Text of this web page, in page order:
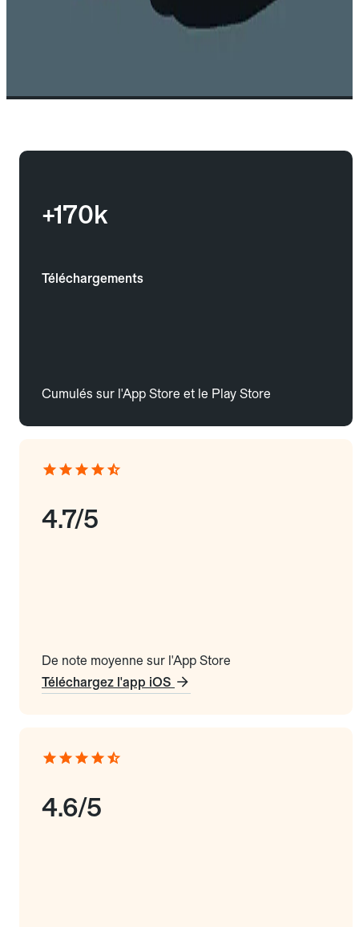
+170k
Téléchargements
Cumulés sur l'App Store et le Play Store
4.7/5
De note moyenne sur l'App Store
Téléchargez l'app iOS
4.6/5